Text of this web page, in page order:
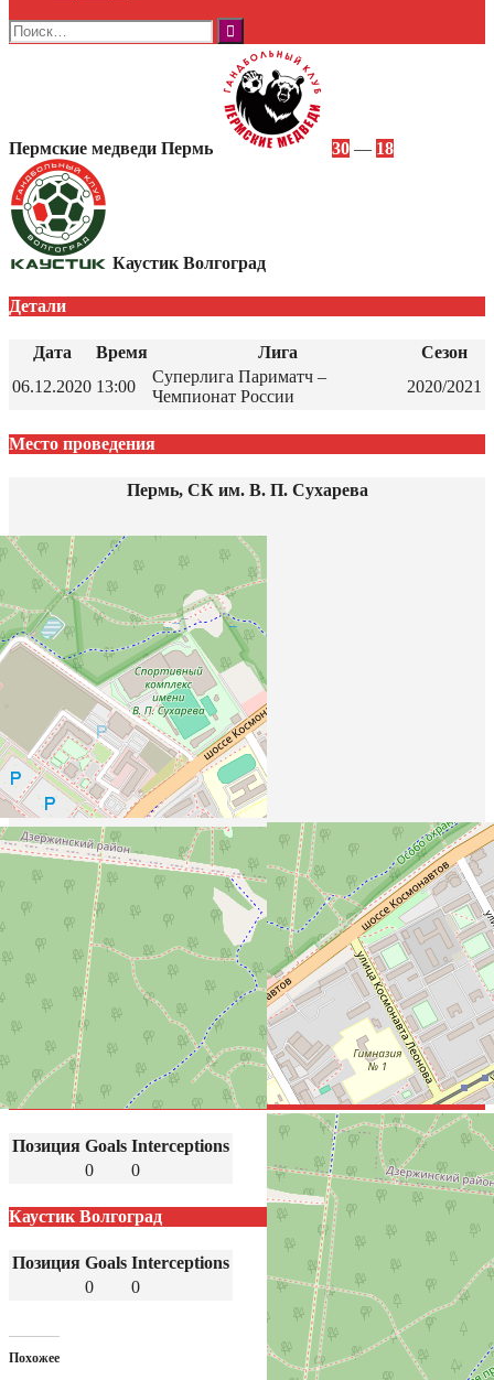
Найти:
Пермские медведи Пермь 30 — 18
Каустик Волгоград
Детали
Дата Время Лига
Сезон
06.12.2020 13:00
Суперлига Париматч –
Чемпионат России
2020/2021
Место проведения
Пермь, СК им. В. П. Сухарева
158А к1, шоссе Космонавтов, Нагорный, Индустриальный
район, Пермь, Пермский городской округ, Пермский край,
Приволжский федеральный округ, 614036, РФ
Результаты
Команда
Goals
Пермские медведи Пермь 30
Каустик Волгоград
18
Пермские медведи Пермь
Позиция Goals Interceptions
0
0
Каустик Волгоград
Позиция Goals Interceptions
0
0
Похожее